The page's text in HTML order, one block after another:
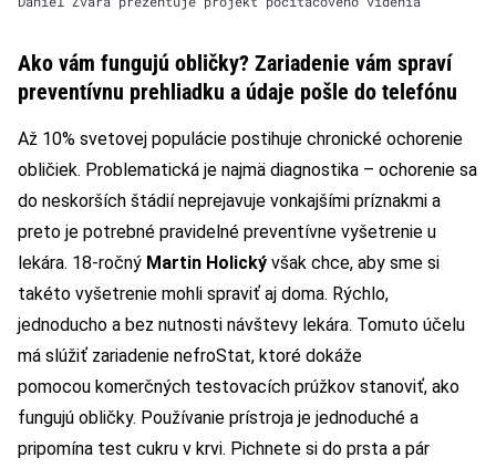
Ako vám fungujú obličky? Zariadenie vám spraví
preventívnu prehliadku a údaje pošle do telefónu
Až 10% svetovej populácie postihuje chronické ochorenie
obličiek. Problematická je najmä diagnostika – ochorenie sa
do neskorších štádií neprejavuje vonkajšími príznakmi a
preto je potrebné pravidelné preventívne vyšetrenie u
lekára. 18-ročný Martin Holický však chce, aby sme si
takéto vyšetrenie mohli spraviť aj doma. Rýchlo,
jednoducho a bez nutnosti návštevy lekára. Tomuto účelu
má slúžiť zariadenie nefroStat, ktoré dokáže
pomocou komerčných testovacích prúžkov stanoviť, ako
fungujú obličky. Používanie prístroja je jednoduché a
pripomína test cukru v krvi. Pichnete si do prsta a pár